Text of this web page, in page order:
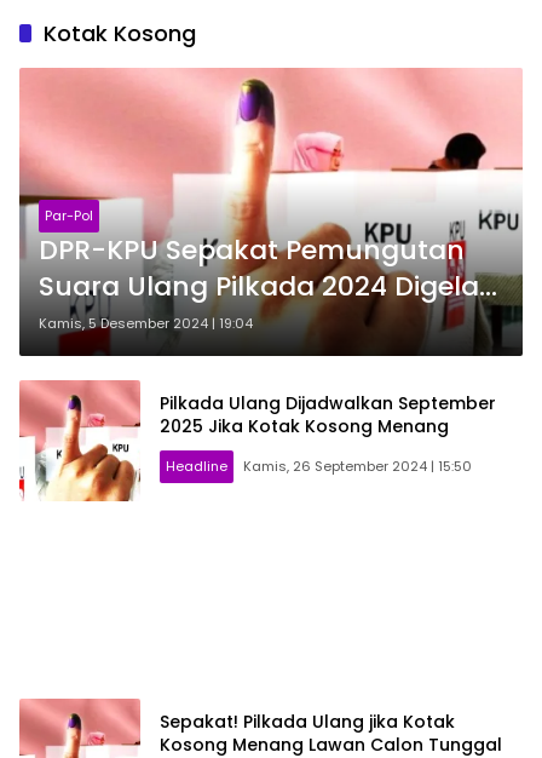
Kotak Kosong
Par-Pol
DPR-KPU Sepakat Pemungutan
Suara Ulang Pilkada 2024 Digelar
Agustus 2025
Kamis, 5 Desember 2024 | 19:04
Pilkada Ulang Dijadwalkan September
2025 Jika Kotak Kosong Menang
Headline Kamis, 26 September 2024 | 15:50
Sepakat! Pilkada Ulang jika Kotak
Kosong Menang Lawan Calon Tunggal